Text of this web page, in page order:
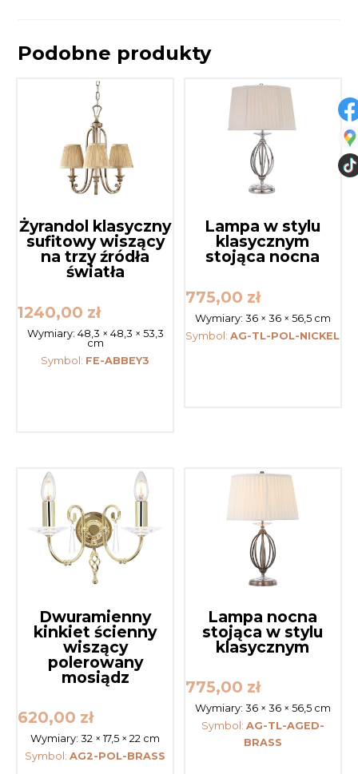
Podobne produkty
Żyrandol klasyczny
sufitowy wiszący
na trzy źródła
światła
1240,00 zł
Wymiary: 48,3 × 48,3 × 53,3
cm
Symbol: FE-ABBEY3
Lampa w stylu
klasycznym
stojąca nocna
775,00 zł
Wymiary: 36 × 36 × 56,5 cm
Symbol:AG-TL-POL-NICKEL
Dwuramienny
kinkiet ścienny
wiszący
polerowany
mosiądz
620,00 zł
Wymiary:32 × 17,5 × 22 cm
Symbol:AG2-POL-BRASS
Lampa nocna
stojąca w stylu
klasycznym
775,00 zł
Wymiary: 36 × 36 × 56,5 cm
Symbol: AG-TL-AGED-
BRASS